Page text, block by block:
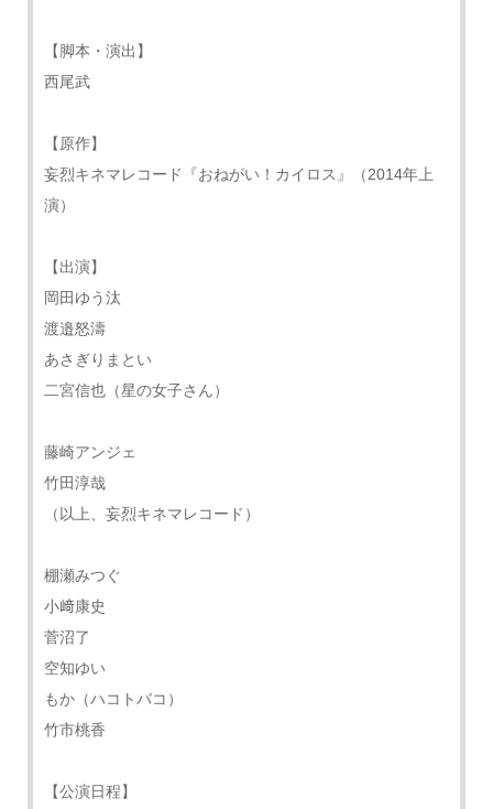
【脚本・演出】
西尾武
【原作】
妄烈キネマレコード『おねがい！カイロス』（2014年上
演）
【出演】
岡田ゆう汰
渡邉怒濤
あさぎりまとい
二宮信也（星の女子さん）
藤崎アンジェ
竹田淳哉
（以上、妄烈キネマレコード）
棚瀬みつぐ
小﨑康史
菅沼了
空知ゆい
もか（ハコトバコ）
竹市桃香
【公演日程】